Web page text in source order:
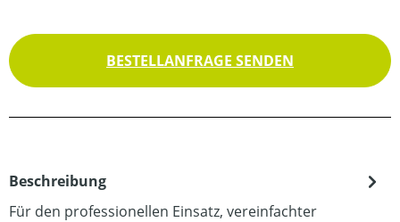
BESTELLANFRAGE SENDEN
Beschreibung
Für den professionellen Einsatz, vereinfachter